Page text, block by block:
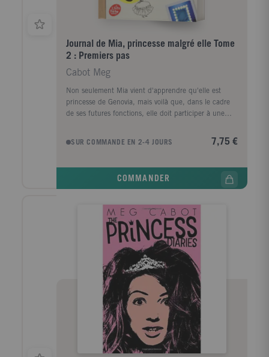
Journal de Mia, princesse malgré elle Tome
2 : Premiers pas
Cabot Meg
Non seulement Mia vient d'apprendre qu'elle est
princesse de Genovia, mais voilà que, dans le cadre
de ses futures fonctions, elle doit participer à une
déteste son physique ! Et, pour couronner le tout, sa
SUR COMMANDE EN 2-4 JOURS 7,75 €
COMMANDER